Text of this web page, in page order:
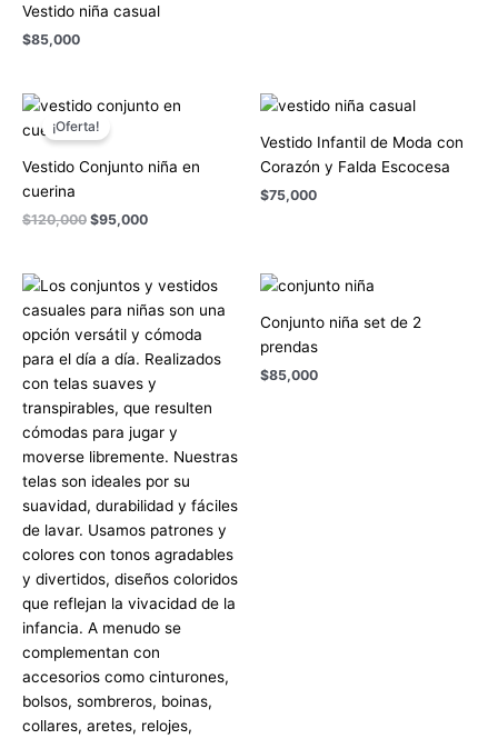
Vestido niña casual
$85,000
¡Oferta!
Vestido Conjunto niña en
cuerina
$120,000
El
precio
original
$120,000.
$95,000
El
$95,000.
Vestido Infantil de Moda con
Corazón y Falda Escocesa
$75,000
Conjunto niña set de 2
prendas
$85,000